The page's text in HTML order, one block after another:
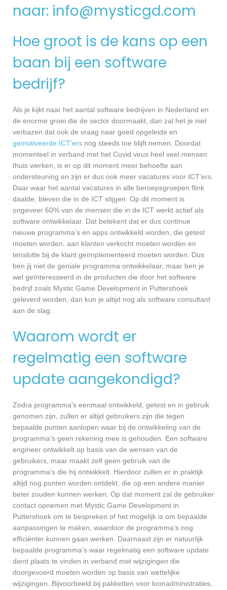
naar: info@mysticgd.com
Hoe groot is de kans op een
baan bij een software
bedrijf?
Als je kijkt naar het aantal software bedrijven in Nederland en
de enorme groei die de sector doormaakt, dan zal het je niet
verbazen dat ook de vraag naar goed opgeleide en
gemotiveerde ICT’ers nog steeds toe blijft nemen. Doordat
momenteel in verband met het Covid virus heel veel mensen
thuis werken, is er op dit moment meer behoefte aan
ondersteuning en zijn er dus ook meer vacatures voor ICT’ers.
Daar waar het aantal vacatures in alle beroepsgroepen flink
daalde, bleven die in de ICT stijgen. Op dit moment is
ongeveer 60% van de mensen die in de ICT werkt actief als
software ontwikkelaar. Dat betekent dat er dus continue
nieuwe programma’s en apps ontwikkeld worden, die getest
moeten worden, aan klanten verkocht moeten worden en
tenslotte bij de klant geïmplementeerd moeten worden. Dus
ben jij niet de geniale programma ontwikkelaar, maar ben je
wel geïnteresseerd in de producten die door het software
bedrijf zoals Mystic Game Development in Puttershoek
geleverd worden, dan kun je altijd nog als software consultant
aan de slag.
Waarom wordt er
regelmatig een software
update aangekondigd?
Zodra programma’s eenmaal ontwikkeld, getest en in gebruik
genomen zijn, zullen er altijd gebruikers zijn die tegen
bepaalde punten aanlopen waar bij de ontwikkeling van de
programma’s geen rekening mee is gehouden. Een software
engineer ontwikkelt op basis van de wensen van de
gebruikers, maar maakt zelf geen gebruik van de
programma’s die hij ontwikkelt. Hierdoor zullen er in praktijk
altijd nog punten worden ontdekt, die op een andere manier
beter zouden kunnen werken. Op dat moment zal de gebruiker
contact opnemen met Mystic Game Development in
Puttershoek om te bespreken of het mogelijk is om bepaalde
aanpassingen te maken, waardoor de programma’s nog
efficiënter kunnen gaan werken. Daarnaast zijn er natuurlijk
bepaalde programma’s waar regelmatig een software update
dient plaats te vinden in verband met wijzigingen die
doorgevoerd moeten worden op basis van wettelijke
wijzigingen. Bijvoorbeeld bij pakketten voor loonadministraties,